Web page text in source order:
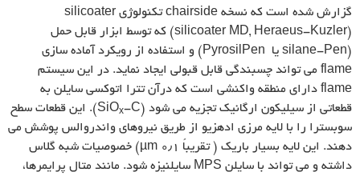
گزارش شده است که نسخه chairside تکنولوژی silicoater
(silicoater MD, Heraeus-Kuzler) که توسط ابزار قابل حمل
(silane-Pen یا PyrosilPen) و استفاده از رویکرد آماده سازی
flame می تواند چسبندگی قابل قبولی ایجاد نماید. در این سیستم
flame دارای منطقه واکنشی است که درآن تترا اتوکسی سایلن به
قطعاتی از سیلیکون ارگانیک تجزیه می شود (SiO
x
-C). این قطعات سطح
سوبسترا را با لایه مرزی ادهزیو از طریق نیروهای واندروالس پوشش می
دهند. این لایه بسیار باریک ( تقریباً ۰٫۱ µm) خصوصیات شبه گلاس
داشته و می تواند با سایلن MPS سایلنیزه شود. مانند متال پرایمرها،